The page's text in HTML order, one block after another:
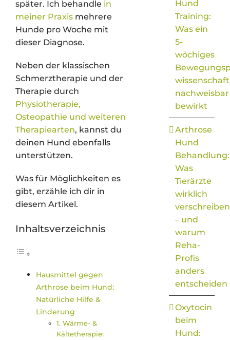
später. Ich behandle in
meiner Praxismehrere
Hunde pro Woche mit
dieser Diagnose.
Neben der klassischen
Schmerztherapie und der
Therapie durch
Physiotherapie,
Osteopathie und weiteren
Therapiearten, kannst du
deinen Hund ebenfalls
unterstützen.
Was für Möglichkeiten es
gibt, erzähle ich dir in
diesem Artikel.
Inhaltsverzeichnis
Hausmittel gegen
Arthrose beim Hund:
Natürliche Hilfe &
Linderung
1. Wärme- &
Kältetherapie:
Hund
Training:
Was ein
5-
wöchiges
nachweisbar
bewirkt
Arthrose
Hund
Behandlung:
Was
Tierärzte
wirklich
verschreiben
– und
warum
Reha-
Profis
anders
entscheiden
Oxytocin
beim
Hund: